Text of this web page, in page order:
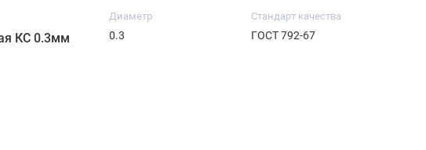
КС 0.3мм
Диаметр
0.3
Стандарт качества
ГОСТ 792-67